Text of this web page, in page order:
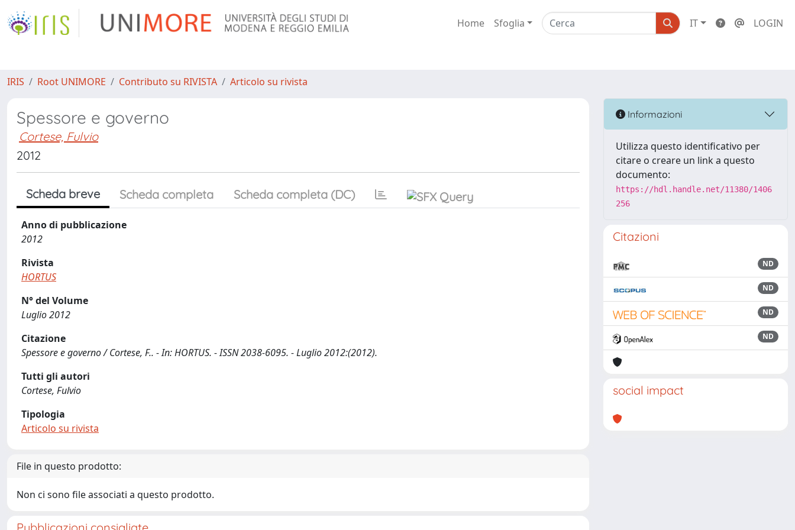
Home Sfoglia IT LOGIN
IRIS Root UNIMORE Contributo su RIVISTA Articolo su rivista
Spessore e governo
Cortese, Fulvio
2012
Scheda breve Scheda completa Scheda completa (DC)
Anno di pubblicazione
2012
Rivista
HORTUS
N° del Volume
Luglio 2012
Citazione
Spessore e governo / Cortese, F.. - In: HORTUS. - ISSN 2038-6095. - Luglio 2012:(2012).
Tutti gli autori
Cortese, Fulvio
Tipologia
Articolo su rivista
File in questo prodotto:
Non ci sono file associati a questo prodotto.
Informazioni
Utilizza questo identificativo per
citare o creare un link a questo
documento:
https://hdl.handle.net/11380/1406
256
Citazioni
ND
ND
ND
ND
social impact